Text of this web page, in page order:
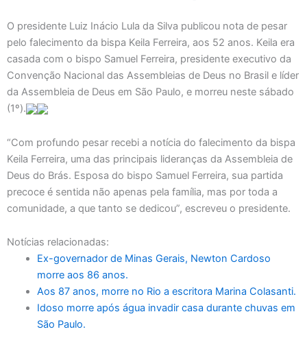
O presidente Luiz Inácio Lula da Silva publicou nota de pesar
pelo falecimento da bispa Keila Ferreira, aos 52 anos. Keila era
casada com o bispo Samuel Ferreira, presidente executivo da
Convenção Nacional das Assembleias de Deus no Brasil e líder
da Assembleia de Deus em São Paulo, e morreu neste sábado
(1º).
“Com profundo pesar recebi a notícia do falecimento da bispa
Keila Ferreira, uma das principais lideranças da Assembleia de
Deus do Brás. Esposa do bispo Samuel Ferreira, sua partida
precoce é sentida não apenas pela família, mas por toda a
comunidade, a que tanto se dedicou”, escreveu o presidente.
Notícias relacionadas:
Ex-governador de Minas Gerais, Newton Cardoso
morre aos 86 anos.
Aos 87 anos, morre no Rio a escritora Marina Colasanti.
Idoso morre após água invadir casa durante chuvas em
São Paulo.